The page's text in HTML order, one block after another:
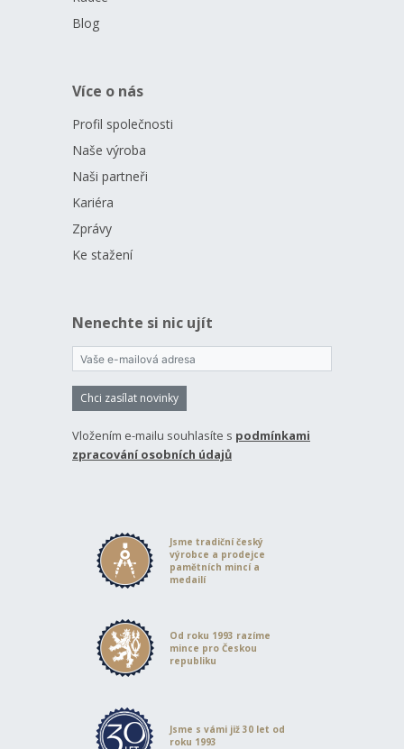
Blog
Více o nás
Profil společnosti
Naše výroba
Naši partneři
Kariéra
Zprávy
Ke stažení
Nenechte si nic ujít
Chci zasílat novinky
Vložením e-mailu souhlasíte s podmínkami
zpracování osobních údajů
Jsme tradiční český
výrobce a prodejce
pamětních mincí a
medailí
Od roku 1993 razíme
mince pro Českou
republiku
Jsme s vámi již 30 let od
roku 1993